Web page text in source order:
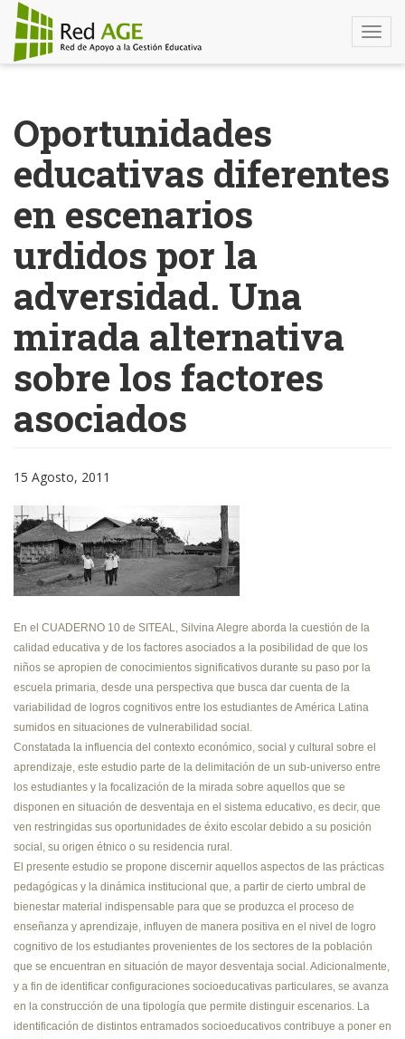
contenido
principal
Oportunidades
educativas diferentes
en escenarios
urdidos por la
adversidad. Una
mirada alternativa
sobre los factores
asociados
15 Agosto, 2011
En el CUADERNO 10 de SITEAL, Silvina Alegre aborda la cuestión de la
calidad educativa y de los factores asociados a la posibilidad de que los
niños se apropien de conocimientos significativos durante su paso por la
escuela primaria, desde una perspectiva que busca dar cuenta de la
variabilidad de logros cognitivos entre los estudiantes de América Latina
sumidos en situaciones de vulnerabilidad social.
Constatada la influencia del contexto económico, social y cultural sobre el
aprendizaje, este estudio parte de la delimitación de un sub-universo entre
los estudiantes y la focalización de la mirada sobre aquellos que se
disponen en situación de desventaja en el sistema educativo, es decir, que
ven restringidas sus oportunidades de éxito escolar debido a su posición
social, su origen étnico o su residencia rural.
El presente estudio se propone discernir aquellos aspectos de las prácticas
pedagógicas y la dinámica institucional que, a partir de cierto umbral de
bienestar material indispensable para que se produzca el proceso de
enseñanza y aprendizaje, influyen de manera positiva en el nivel de logro
cognitivo de los estudiantes provenientes de los sectores de la población
que se encuentran en situación de mayor desventaja social. Adicionalmente,
y a fin de identificar configuraciones socioeducativas particulares, se avanza
en la construcción de una tipología que permite distinguir escenarios. La
identificación de distintos entramados socioeducativos contribuye a poner en